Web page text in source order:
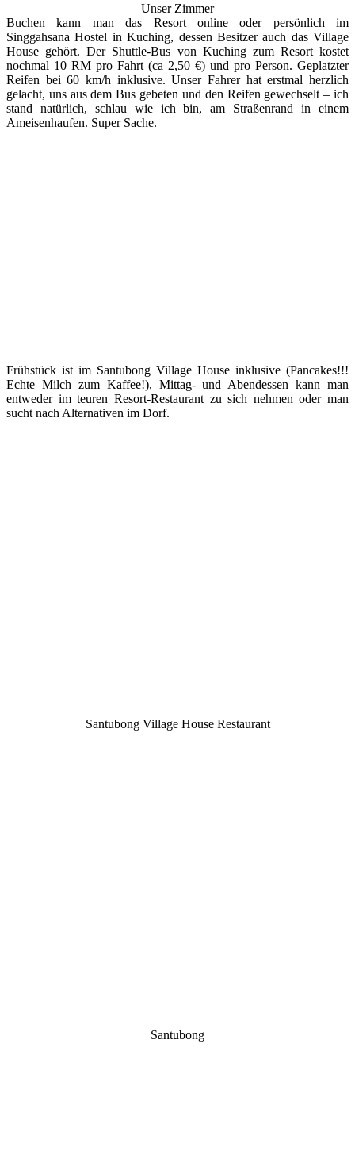
Unser Zimmer
Buchen kann man das Resort online oder persönlich im
Singgahsana Hostel in Kuching, dessen Besitzer auch das Village
House gehört. Der Shuttle-Bus von Kuching zum Resort kostet
nochmal 10 RM pro Fahrt (ca 2,50 €) und pro Person. Geplatzter
Reifen bei 60 km/h inklusive. Unser Fahrer hat erstmal herzlich
gelacht, uns aus dem Bus gebeten und den Reifen gewechselt – ich
stand natürlich, schlau wie ich bin, am Straßenrand in einem
Ameisenhaufen. Super Sache.
Frühstück ist im Santubong Village House inklusive (Pancakes!!!
Echte Milch zum Kaffee!), Mittag- und Abendessen kann man
entweder im teuren Resort-Restaurant zu sich nehmen oder man
sucht nach Alternativen im Dorf.
Santubong Village House Restaurant
Santubong